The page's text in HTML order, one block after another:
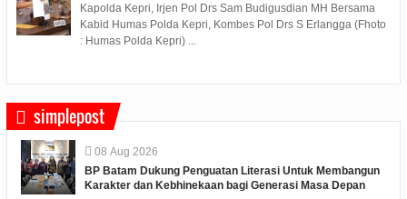
Kapolda Kepri, Irjen Pol Drs Sam Budigusdian MH Bersama
Kabid Humas Polda Kepri, Kombes Pol Drs S Erlangga (Fhoto
: Humas Polda Kepri) ...
simplepost
08 Aug 2026
BP Batam Dukung Penguatan Literasi Untuk Membangun
Karakter dan Kebhinekaan bagi Generasi Masa Depan